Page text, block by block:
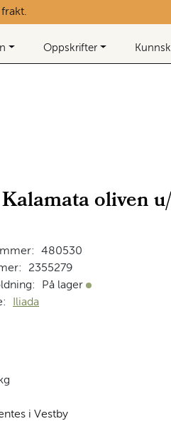
Oppskrifter
oliven
480530
2355279
På lager På lager
Iliada
i Vestby